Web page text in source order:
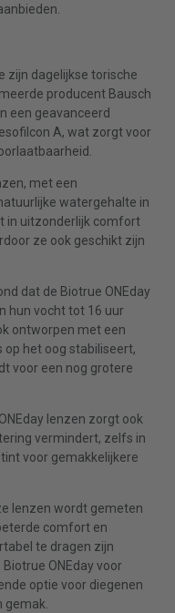
zijn dagelijkse torische
producent Bausch
een geavanceerd
A, wat zorgt voor
met een
watergehalte in
in uitzonderlijk comfort
ze ook geschikt zijn
dat de Biotrue ONEday
hun vocht tot 16 uur
ontworpen met een
op het oog stabiliseert,
voor een nog grotere
lenzen zorgt ook
vermindert, zelfs in
voor gemakkelijkere
lenzen wordt gemeten
comfort en
te dragen zijn
ONEday voor
optie voor diegenen
gemak.